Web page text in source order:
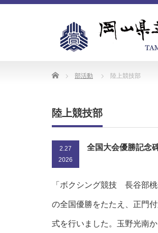
Home 部活動 陸上競技部
陸上競技部
2.27
2026
全国大会優勝記念
「ボクシング競技 長谷部
の全国優勝をたたえ、正門
式を行いました。玉野光南